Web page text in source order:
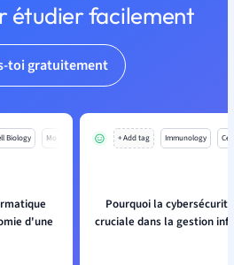
étudier facilement
toi gratuitement
Biology Mo
d'une
+ Add tag Immunology
Pourquoi la
cruciale dans la gestion